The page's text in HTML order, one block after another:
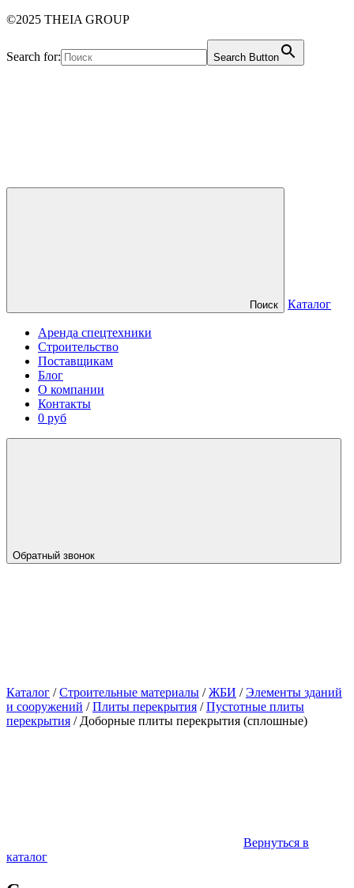
©2025 THEIA GROUP
Search for: Search Button
Поиск Каталог
Аренда спецтехники
Строительство
Поставщикам
Блог
О компании
Контакты
0 руб
Обратный звонок
Каталог /Строительные материалы /ЖБИ /Элементы зданий
и сооружений /Плиты перекрытия /Пустотные плиты
перекрытия / Доборные плиты перекрытия (сплошные)
Вернуться в
каталог